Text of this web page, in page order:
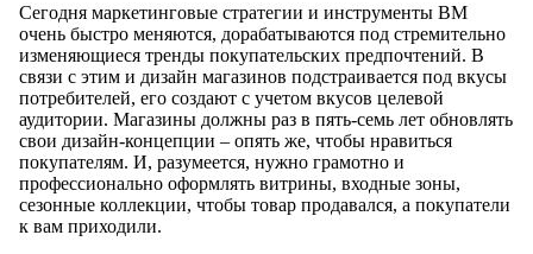
Сегодня маркетинговые стратегии и инструменты ВМ
очень быстро меняются, дорабатываются под стремительно
изменяющиеся тренды покупательских предпочтений. В
связи с этим и дизайн магазинов подстраивается под вкусы
потребителей, его создают с учетом вкусов целевой
аудитории. Магазины должны раз в пять-семь лет обновлять
свои дизайн-концепции – опять же, чтобы нравиться
покупателям. И, разумеется, нужно грамотно и
профессионально оформлять витрины, входные зоны,
сезонные коллекции, чтобы товар продавался, а покупатели
к вам приходили.